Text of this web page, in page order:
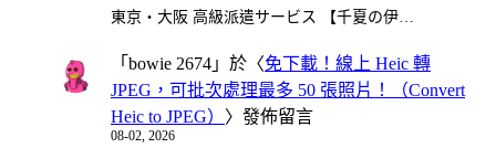
東京・大阪 高級派遣サービス 【千夏の伊…
「 bowie 2674 」於〈免下載！線上 Heic 轉
JPEG，可批次處理最多 50 張照片！（Convert
Heic to JPEG） 〉發佈留言
08-02, 2026